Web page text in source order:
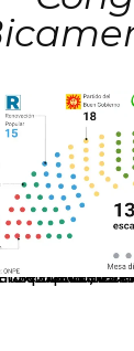
El JNE oficializó la distribución de escaños para la elección de 60 senadores y 130